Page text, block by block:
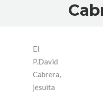
El
P.David
Cabrera,
jesuita